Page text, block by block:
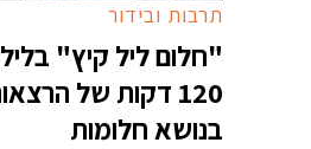
תרבות ובידור
"חלום ליל קיץ"
120 דקות של
בנושא חלומות